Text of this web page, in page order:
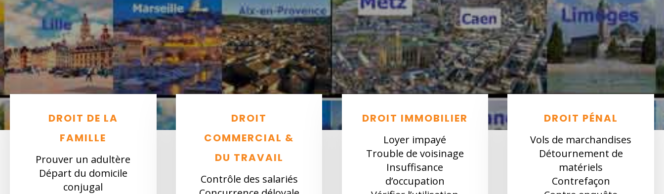
DROIT DE LA
FAMILLE
Prouver un adultère
Départ du domicile
conjugal
DROIT
COMMERCIAL &
DU TRAVAIL
Contrôle des salariés
DROIT IMMOBILIER
Loyer impayé
Trouble de voisinage
Insuffisance
d’occupation
DROIT PÉNAL
Vols de marchandises
Détournement de
matériels
Contrefaçon